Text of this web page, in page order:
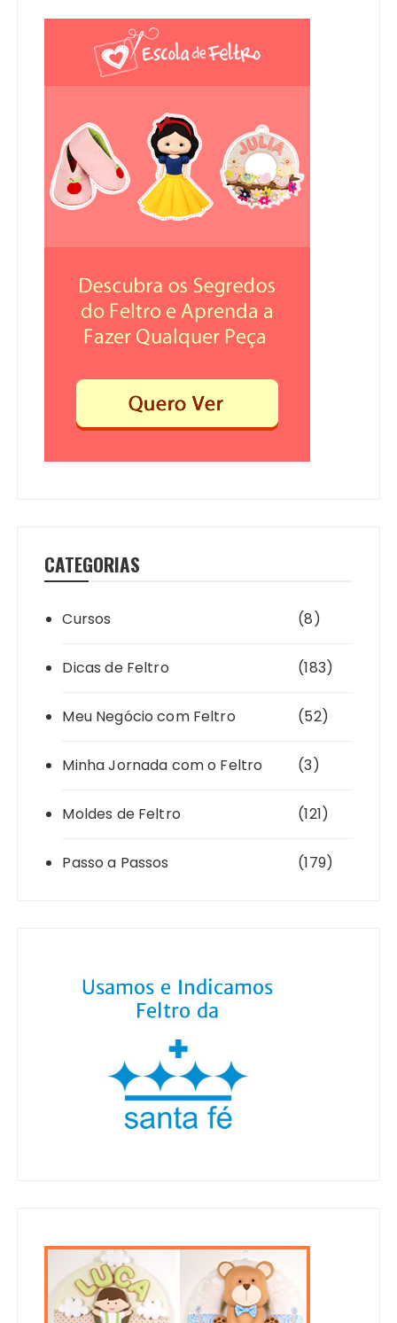
CATEGORIAS
Cursos (8)
Dicas de Feltro (183)
Meu Negócio com Feltro (52)
Minha Jornada com o Feltro (3)
Moldes de Feltro (121)
Passo a Passos (179)